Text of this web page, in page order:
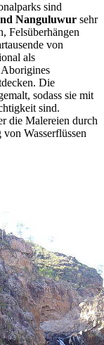
sind
Nanguluwur sehr
Felsüberhängen
von
als
Aborigines
Die
sodass sie mit
sind.
die Malereien durch
Wasserflüssen